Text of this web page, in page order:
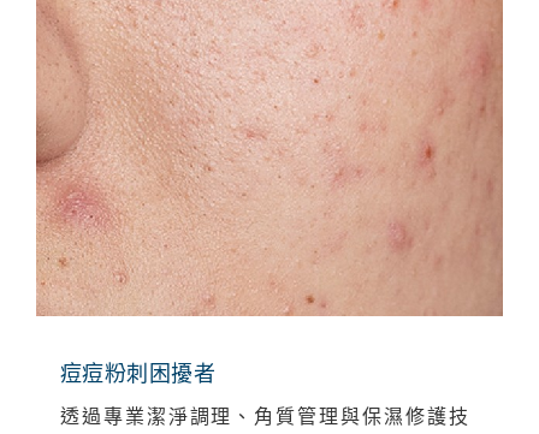
痘痘粉刺困擾者
透過專業潔淨調理、角質管理與保濕修護技